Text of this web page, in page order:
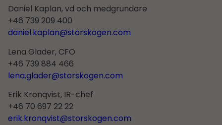
Daniel Kaplan, vd och medgrundare
+46 739 209 400
daniel.kaplan@storskogen.com
Lena Glader, CFO
+46 739 884 466
lena.glader@storskogen.com
Erik Kronqvist, IR-chef
+46 70 697 22 22
erik.kronqvist@storskogen.com